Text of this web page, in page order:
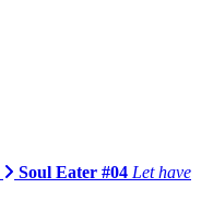
Soul Eater #04 Let have